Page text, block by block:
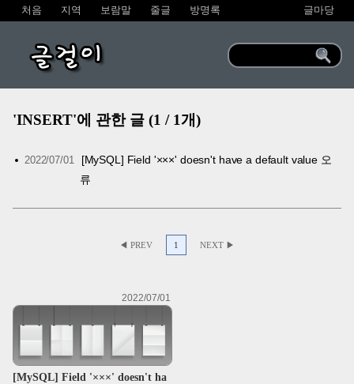
처음 지역 보람말 줄글 방명록 글마당
글걸이
'INSERT'에 관한 글 (1 / 1개)
2022/07/01
[MySQL] Field '×××' doesn't have a default value 오
류
◀ PREV 1 NEXT ▶
2022/07/01
[MySQL] Field '×××' doesn't ha